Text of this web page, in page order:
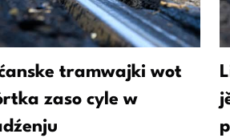
tramwajki wot
zaso cyle w